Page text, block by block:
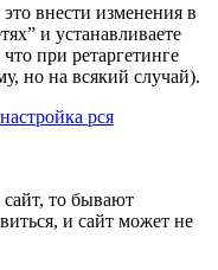
внести изменения в
и устанавливаете
при ретаргетинге
но на всякий случай).
то бывают
и сайт может не